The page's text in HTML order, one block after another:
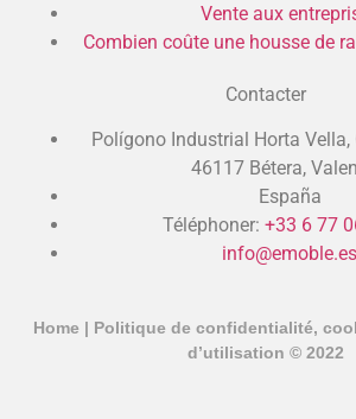
Vente aux
Combien coûte une housse de
Contacter
Polígono Industrial Horta Vella,
46117 Bétera,
España
Téléphoner: +33 6 77
info@emoble.es
Home | Politique de confidentialité,
d’utilisation © 2022